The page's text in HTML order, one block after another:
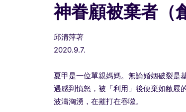
神眷顧被棄者（
邱清萍著
2020.9.7.
夏甲是一位單親媽媽。無論婚姻破裂是
遇感到憤怒，被「利用」後便棄如敝屐
波濤洶湧，在摧打在吞噬。